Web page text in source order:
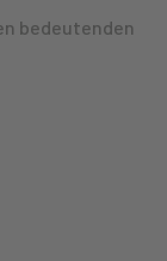
bedeutenden